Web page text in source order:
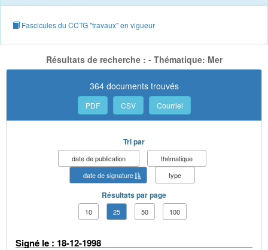
Fascicules du CCTG "travaux" en vigueur
Résultats de recherche : - Thématique: Mer
364 documents trouvés
PDF CSV Courriel
Tri par
date de publication
thématique
date de signature
type
Résultats par page
10 25 50 100
Signé le : 18-12-1998